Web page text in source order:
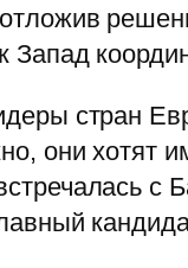
Запад
стран
они хотят